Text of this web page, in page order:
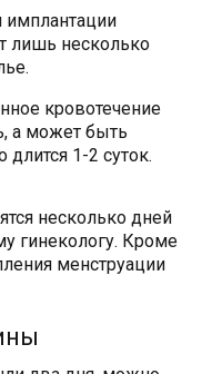
лишь несколько
кровотечение
а может быть
1-2 суток.
несколько дней
гинекологу. Кроме
менструации